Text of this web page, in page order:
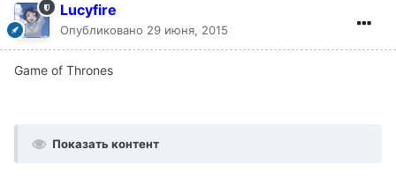
Lucyfire
Опубликовано 29 июня, 2015
Game of Thrones
Показать контент